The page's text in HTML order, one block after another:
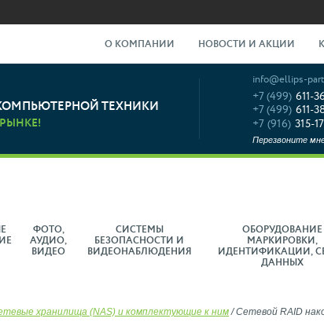
О КОМПАНИИ НОВОСТИ И АКЦИИ
ТЕХНИКИ
info@ellips-
+7 (499) 611-
+7 (499) 611-
+7 (916) 315-
Перезвоните
ФОТО,
АУДИО,
ВИДЕО
СИСТЕМЫ
БЕЗОПАСНОСТИ И
ВИДЕОНАБЛЮДЕНИЯ
ОБОРУДОВАНИЕ
МАРКИРОВКИ,
ИДЕНТИФИКАЦИИ,
ДАННЫХ
хранилища (NAS) и комплектующие к ним /Сетевой RAID